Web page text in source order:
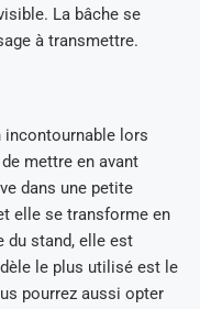
La bâche se
à transmettre.
lors
mettre en avant
dans une petite
elle se transforme en
du stand, elle est
le plus utilisé est le
pourrez aussi opter